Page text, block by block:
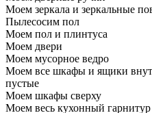
Моем зеркала и зеркальные
Пылесосим пол
Моем пол и плинтуса
Моем двери
Моем мусорное ведро
Моем все шкафы и ящики
пустые
Моем шкафы сверху
Моем весь кухонный гарнитур